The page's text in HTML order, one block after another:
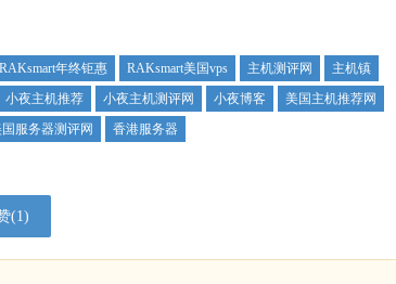
RAKsmart年终钜惠 RAKsmart美国vps 主机测评网
主机镇
小夜主机推荐 小夜主机测评网 小夜博客
美国主机推荐网
服务器测评网 香港服务器
(1)